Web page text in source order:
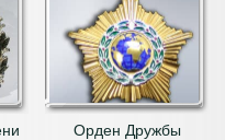
Орден Дружбы